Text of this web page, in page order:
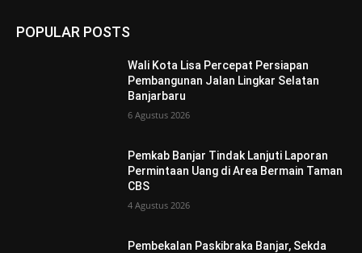
POPULAR POSTS
Wali Kota Lisa Percepat Persiapan
Pembangunan Jalan Lingkar Selatan
Banjarbaru
6 Agustus 2026
Pemkab Banjar Tindak Lanjuti Laporan
Permintaan Uang di Area Bermain Taman
CBS
4 Agustus 2026
Pembekalan Paskibraka Banjar, Sekda